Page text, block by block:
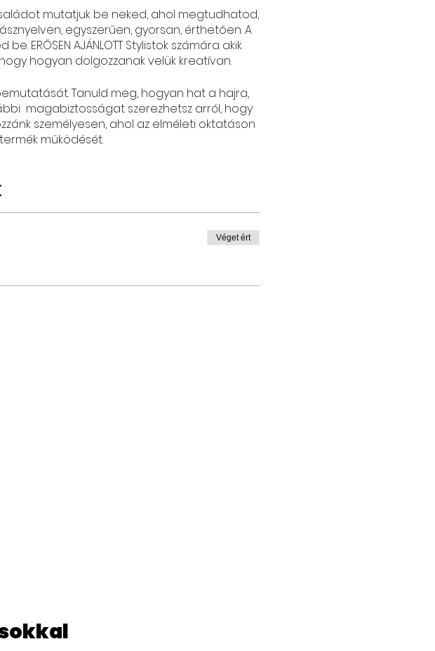
mutatjuk be neked, ahol megtudhatod,
egyszerűen, gyorsan, érthetően. A
ERŐSEN AJÁNLOTT Stylistok számára akik
hogyan dolgozzanak velük kreatívan.
Tanuld meg, hogyan hat a hajra,
magabiztosságat szerezhetsz arról, hogy
személyesen, ahol az elméleti oktatáson
működését.
Véget ért